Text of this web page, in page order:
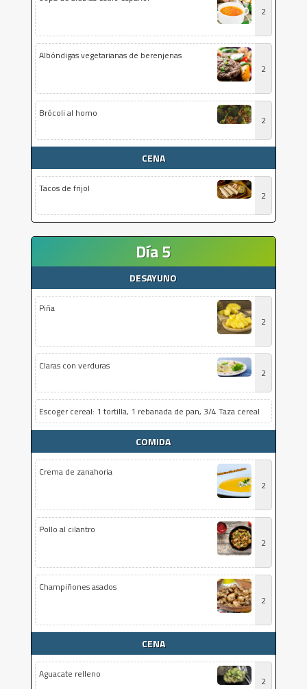
2
Albóndigas vegetarianas de berenjenas
2
Brócoli al horno
2
CENA
Tacos de frijol
2
Día 5
DESAYUNO
Piña
2
Claras con verduras
2
Escoger cereal: 1 tortilla, 1 rebanada de pan, 3/4 Taza cereal
COMIDA
Crema de zanahoria
2
Pollo al cilantro
2
Champiñones asados
2
CENA
Aguacate relleno
2